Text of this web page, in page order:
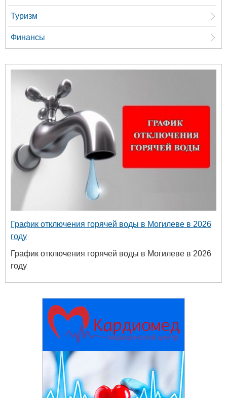
Туризм
Финансы
График отключения горячей воды в Могилеве в 2026
году
График отключения горячей воды в Могилеве в 2026
году